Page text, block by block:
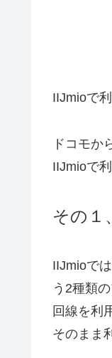
IIJmioで
ドコモか
IIJmioで
その１
IIJmioで
う2種類
回線を利
そのまま